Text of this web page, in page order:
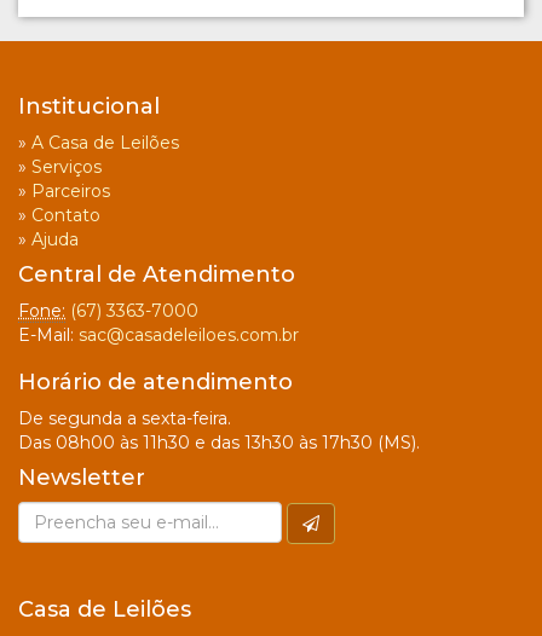
Institucional
» A Casa de Leilões
» Serviços
» Parceiros
» Contato
» Ajuda
Central de Atendimento
Fone: (67) 3363-7000
E-Mail: sac@casadeleiloes.com.br
Horário de atendimento
De segunda a sexta-feira.
Das 08h00 às 11h30 e das 13h30 às 17h30 (MS).
Newsletter
Casa de Leilões